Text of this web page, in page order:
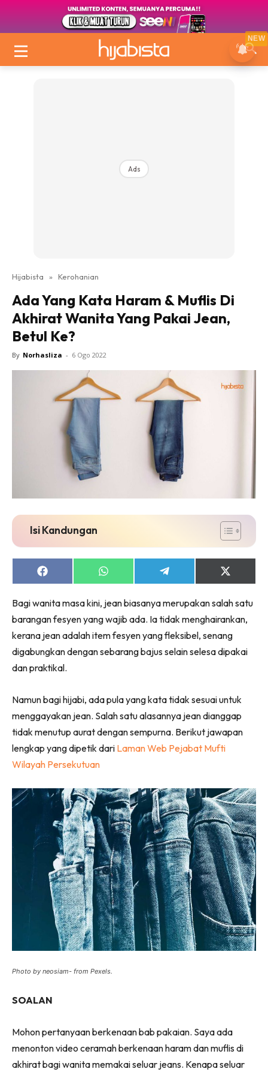
Ads
Hijabista » Kerohanian
Ada Yang Kata Haram & Muflis Di
Akhirat Wanita Yang Pakai Jean,
Betul Ke?
By Norhasliza - 6 Ogo 2022
Isi Kandungan
Share
on
Share
on
Share
on
Share
on
(Twitter)
Bagi wanita masa kini, jean biasanya merupakan salah satu
barangan fesyen yang wajib ada. Ia tidak menghairankan,
kerana jean adalah item fesyen yang fleksibel, senang
digabungkan dengan sebarang bajus selain selesa dipakai
dan praktikal.
Namun bagi hijabi, ada pula yang kata tidak sesuai untuk
menggayakan jean. Salah satu alasannya jean dianggap
tidak menutup aurat dengan sempurna. Berikut jawapan
lengkap yang dipetik dari Laman Web Pejabat Mufti
Wilayah Persekutuan
Photo by neosiam- from Pexels.
SOALAN
Mohon pertanyaan berkenaan bab pakaian. Saya ada
menonton video ceramah berkenaan haram dan muflis di
akhirat bagi wanita memakai seluar jeans. Kenapa seluar
NEW